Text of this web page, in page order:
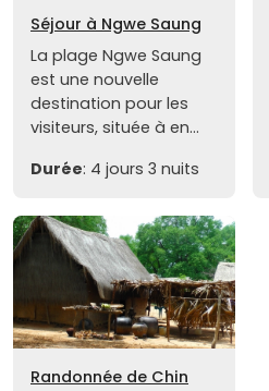
Séjour à Ngwe Saung
La plage Ngwe Saung
est une nouvelle
destination pour les
visiteurs, située à en...
Durée: 4 jours 3 nuits
Randonnée de Chin